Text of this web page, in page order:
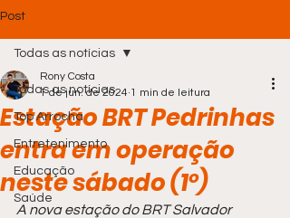
Post
Todas as notícias
Top Arrocha
Entretenimento
Educação
Saúde
Todas as notícias
Estação BRT Pedrinhas
entra em operação
neste sábado (1º)
Rony Costa
1 de jun. de 2024 1 min de leitura
A nova estação do BRT Salvador